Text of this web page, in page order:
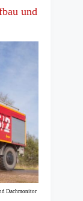
und
Dachmonitor